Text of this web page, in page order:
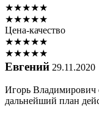
★★★★★
★★★★★
Цена-качество
★★★★★
★★★★★
Евгений 29.11.2020
Игорь Владимирович
дальнейший план